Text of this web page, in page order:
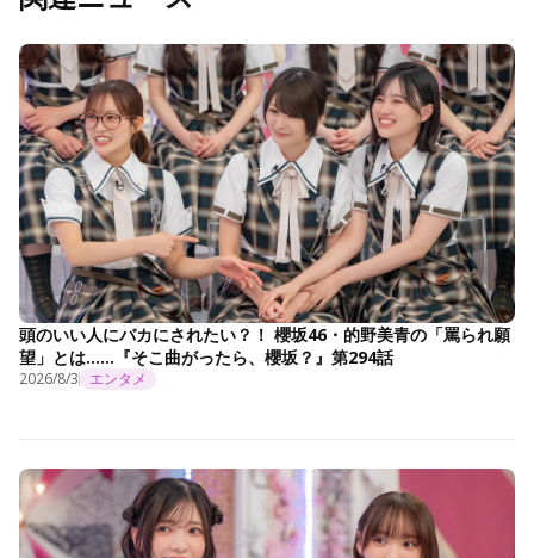
頭のいい人にバカにされたい？！ 櫻坂46・的野美青の「罵られ願
望」とは……『そこ曲がったら、櫻坂？』第294話
2026/8/3 エンタメ